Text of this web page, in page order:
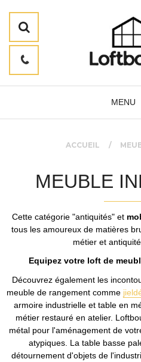
MENU
ACCUEIL
MEUBLE
Cette catégorie "antiquités" et
tous les amoureux de matières
métier et
Equipez votre loft de
Découvrez également les
meuble de rangement comme
armoire industrielle et table en
métier restauré en atelier.
métal pour l'aménagement de
atypiques. La table basse
détournement d'objets de